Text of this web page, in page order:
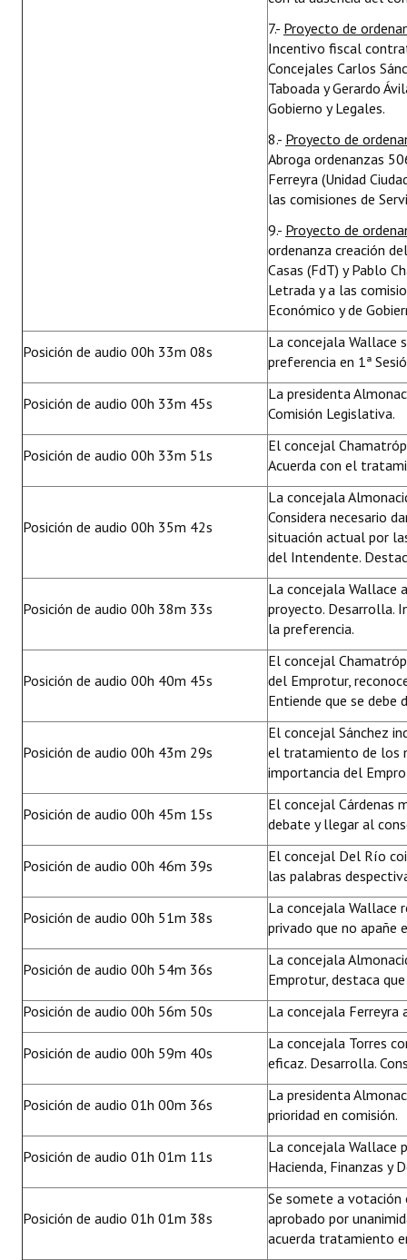
7.- Proyecto de
Incentivo fiscal
Concejales Carlos
Taboada y Gerardo
Gobierno y Legales.
8.- Proyecto de
Abroga ordenanzas
Ferreyra (Unidad
las comisiones de
9.- Proyecto de
ordenanza creación
Casas (FdT) y Pablo
Letrada y a las
Económico y de
Posición de audio 00h 33m 08s
La concejala Wallace
preferencia en 1ª
Posición de audio 00h 33m 45s
La presidenta
Comisión Legislativa.
Posición de audio 00h 33m 51s
El concejal
Acuerda con el
Posición de audio 00h 35m 42s
La concejala
Considera necesario
situación actual por
del Intendente.
Posición de audio 00h 38m 33s
La concejala Wallace
proyecto. Desarrolla.
la preferencia.
Posición de audio 00h 40m 45s
El concejal
del Emprotur,
Entiende que se debe
Posición de audio 00h 43m 29s
El concejal Sánchez
el tratamiento de los
importancia del
Posición de audio 00h 45m 15s
El concejal Cárdenas
debate y llegar al
Posición de audio 00h 46m 39s
El concejal Del Río
las palabras
Posición de audio 00h 51m 38s
La concejala Wallace
privado que no apañe
Posición de audio 00h 54m 36s
La concejala
Emprotur, destaca
Posición de audio 00h 56m 50s
La concejala Ferreyra
Posición de audio 00h 59m 40s
La concejala Torres
eficaz. Desarrolla.
Posición de audio 01h 00m 36s
La presidenta
prioridad en comisión.
Posición de audio 01h 01m 11s
La concejala Wallace
Hacienda, Finanzas y
Posición de audio 01h 01m 38s
Se somete a votación
aprobado por
acuerda tratamiento